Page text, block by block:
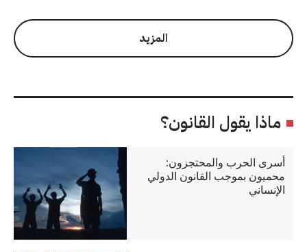
المزيد
ماذا يقول القانون؟
أسرى الحرب والمحتجزون:
محميون بموجب القانون الدولي
الإنساني